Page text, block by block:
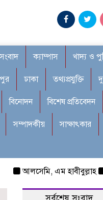
ক্যাম্পাস খাদ্য ও
ঢাকা তথ্যপ্রযুক্তি
বিনোদন বিশেষ প্রতিবেদন
সম্পাদকীয় সাক্ষাৎকার
আলসেমি, এম হাবীবুল্লাহ